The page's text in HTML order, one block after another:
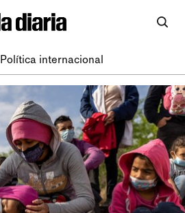
Política internacional